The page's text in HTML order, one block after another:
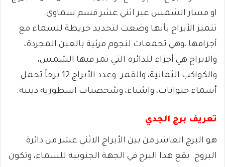
او مسار الشمس عبر اثني عشر قسم سماوي.
تتميز الأبراج بأنها وضعت لتحديد خريطة للسماء مع
أجرامها ،وهي تجمعات لنجوم مرئية بالعين المجردة،
والابراج هي أجزاء للدائرة التي تمر فيها الشمس،
والكواكب الثمانية، والقمر. وعدد الأبراج 12 برجاً تحمل
أسماء حيوانات، واشياء، وشخصيات اسطورية دينية.
تعريف برج الجدي
هو البرج العاشر من بين الأبراج الاثني عشر من دائرة
البروج. يقع هذا البرج في الجهة الجنوبية للسماء، وتكون